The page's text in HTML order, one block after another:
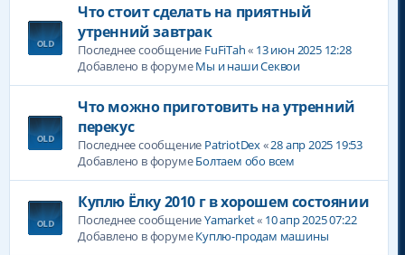
Что стоит сделать на приятный
утренний завтрак
Последнее сообщение FuFiTah« 13 июн 2025 12:28
Добавлено в форумеМы и наши Секвои
Что можно приготовить на утренний
перекус
Последнее сообщение PatriotDex«28 апр 2025 19:53
Добавлено в форумеБолтаем обо всем
Куплю Ëлку 2010 г в хорошем состоянии
Последнее сообщениеYamarket« 10 апр 2025 07:22
Добавлено в форумеКуплю-продам машины